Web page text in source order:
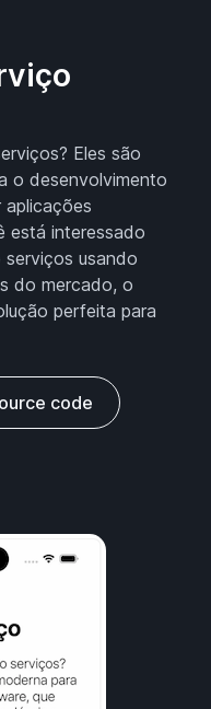
Eles são
o desenvolvimento
está interessado
usando
do mercado, o
perfeita para
code